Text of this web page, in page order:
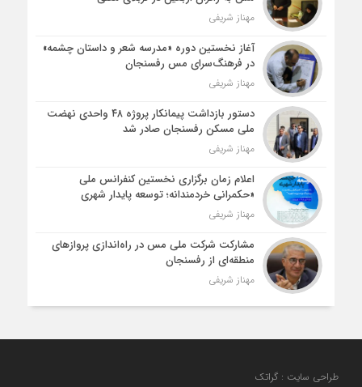
مهناز شریفی
آغاز نخستین دوره «مدرسه شعر و داستان چشمه»
در فرهنگ‌سرای مس رفسنجان
مهناز شریفی
دستور بازداشت پیمانکار پروژه ۴۸ واحدی نهضت
ملی مسکن رفسنجان صادر شد
مهناز شریفی
اعلام زمان برگزاری نخستین کنفرانس ملی
«حکمرانی خردمندانه؛ توسعه پایدار شهری
مهناز شریفی
مشارکت شرکت ملی مس در راه‌اندازی پروازهای
منطقه‌ای از رفسنجان
مهناز شریفی
طراحی سایت : گراتک